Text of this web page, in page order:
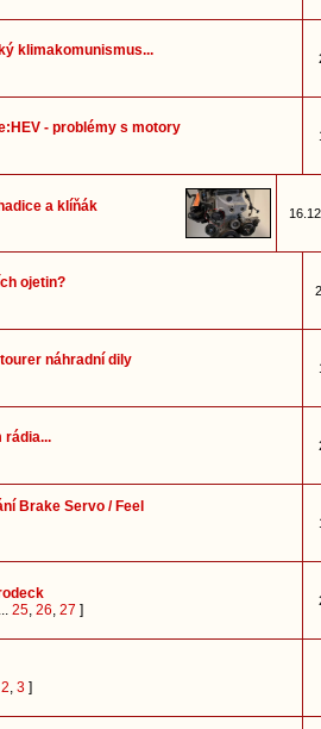
klimakomunismus...
- problémy s motory
a klíňák
ojetin?
náhradní dily
rádia...
Brake Servo / Feel
... 25, 26, 27 ]
2, 3 ]